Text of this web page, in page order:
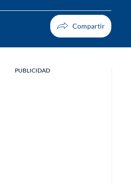
PUBLICIDAD